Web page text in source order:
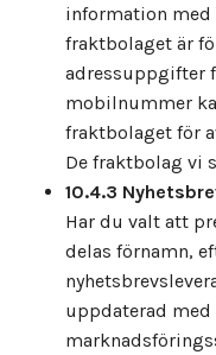
information med
fraktbolaget är
adressuppgifter
mobilnummer
fraktbolaget för
De fraktbolag vi
10.4.3
Har du valt att
delas förnamn,
uppdaterad